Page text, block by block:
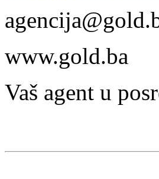
www.gold.ba
Vaš agent u